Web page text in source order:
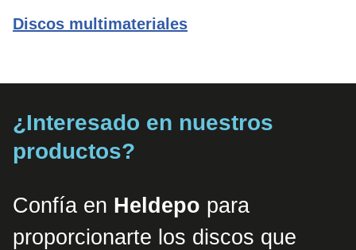
Discos multimateriales
¿Interesado en nuestros
productos?
Confía en Heldepo para
proporcionarte los discos que